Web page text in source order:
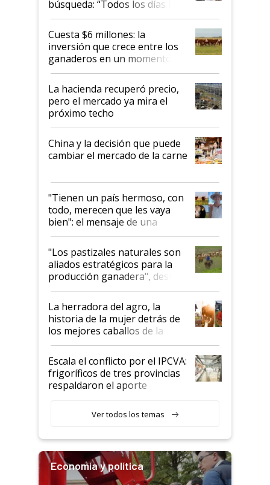
búsqueda: “Todos los días le
toca a algún productor”
Cuesta $6 millones: la
inversión que crece entre los
ganaderos en un momento
histórico para la actividad
La hacienda recuperó precio,
pero el mercado ya mira el
próximo techo
China y la decisión que puede
cambiar el mercado de la carne
"Tienen un país hermoso, con
todo, merecen que les vaya
bien": el mensaje de una
ganadera uruguaya sobre las
oportunidades que se abren
para el agro en Argentina, con
foco en la carne
"Los pastizales naturales son
aliados estratégicos para la
producción ganadera", destaca
la iniciativa que ya reúne a 46
establecimientos en Argentina
La herradora del agro, la
historia de la mujer detrás de
los mejores caballos de la
Argentina y los mitos que
todavía hacen sufrir a estos
animales: "Mientras me
descalificaban, yo seguí
haciendo currículum"
Escala el conflicto por el IPCVA:
frigoríficos de tres provincias
respaldaron el aporte
Ver todos los temas
Economía y política